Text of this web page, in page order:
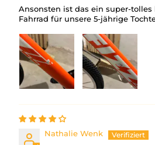
Ansonsten ist das ein super-
Fahrrad für unsere 5-jährige
Nathalie Wenk